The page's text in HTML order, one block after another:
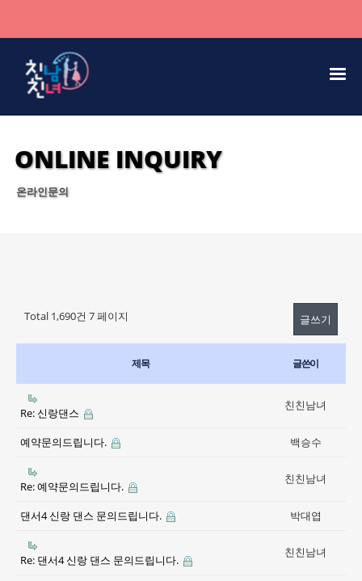
ONLINE INQUIRY
온라인문의
Total 1,690건 7 페이지 글쓰기
제목 글쓴이
Re: 신랑댄스
친친남녀
예약문의드립니다. 백승수
Re: 예약문의드립니다.
친친남녀
댄서4 신랑 댄스 문의드립니다. 박대엽
Re: 댄서4 신랑 댄스 문의드립니다.
친친남녀